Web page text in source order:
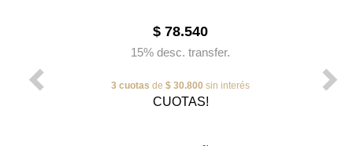
$ 78.540
15% desc. transfer.
3 cuotas de $ 30.800 sin interés
CUOTAS!